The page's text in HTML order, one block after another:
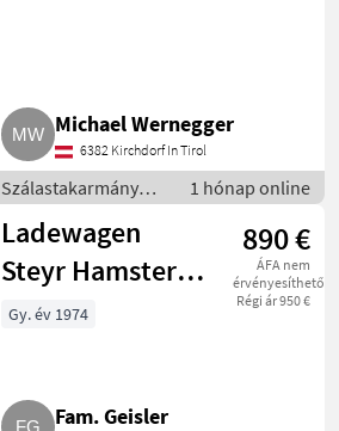
Michael Wernegger
6382 Kirchdorf In Tirol
Szálastakarmány
betakarítók /
Rendfelszedő
pótkocsi
1 hónap online
Ladewagen
Steyr Hamster
Plus zu
890 €
ÁFA nem
érvényesíthető
Régi ár 950 €
Gy. év 1974
Fam. Geisler